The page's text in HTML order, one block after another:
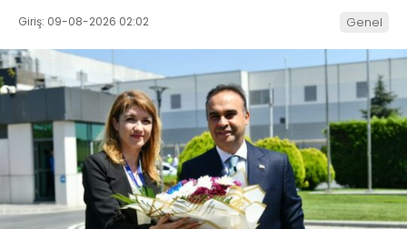
Giriş: 09-08-2026 02:02 Genel